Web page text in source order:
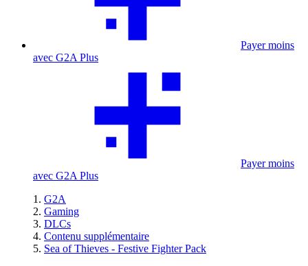
Payer moins
avec G2A Plus
Payer moins
avec G2A Plus
G2A
Gaming
DLCs
Contenu supplémentaire
Sea of Thieves - Festive Fighter Pack